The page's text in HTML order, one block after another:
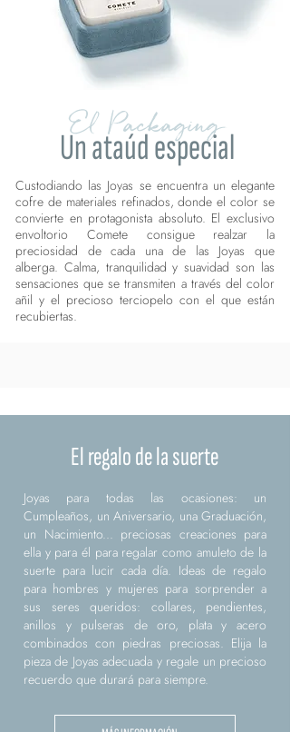
El Packaging
Un ataúd especial
Custodiando las Joyas se encuentra un elegante
cofre de materiales refinados, donde el color se
convierte en protagonista absoluto. El exclusivo
envoltorio Comete consigue realzar la
preciosidad de cada una de las Joyas que
alberga. Calma, tranquilidad y suavidad son las
sensaciones que se transmiten a través del color
añil y el precioso terciopelo con el que están
recubiertas.
El regalo de la suerte
Joyas para todas las ocasiones: un
Cumpleaños, un Aniversario, una Graduación,
un Nacimiento... preciosas creaciones para
ella y para él para regalar como amuleto de la
suerte para lucir cada día. Ideas de regalo
para hombres y mujeres para sorprender a
sus seres queridos: collares, pendientes,
anillos y pulseras de oro, plata y acero
combinados con piedras preciosas. Elija la
pieza de Joyas adecuada y regale un precioso
recuerdo que durará para siempre.